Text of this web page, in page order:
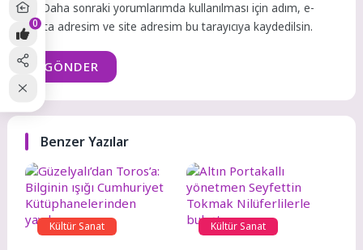
Daha sonraki yorumlarımda kullanılması için adım, e-
posta adresim ve site adresim bu tarayıcıya kaydedilsin.
GÖNDER
Benzer Yazılar
Kültür Sanat Kültür Sanat
0